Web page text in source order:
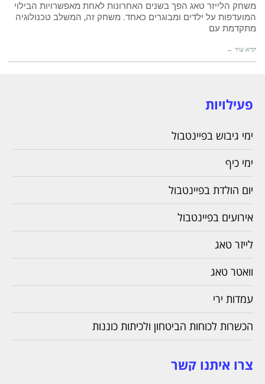
משחק הלייזר טאג הפך בשנים האחרונות לאחת מאפשרויות הבילוי
המועדפות על ילדים ומבוגרים כאחד. משחק זה, המשלב טכנולוגיה
מתקדמת עם
קרא עוד ←
פעילויות
ימי גיבוש בפיינטבול
ימי כיף
יום הולדת בפיינטבול
אירועים בפיינטבול
לייזר טאג
וואטר טאג
עמדות ירי
הכשרות לכוחות הביטחון ולכיתות כוננות
צרו איתנו קשר